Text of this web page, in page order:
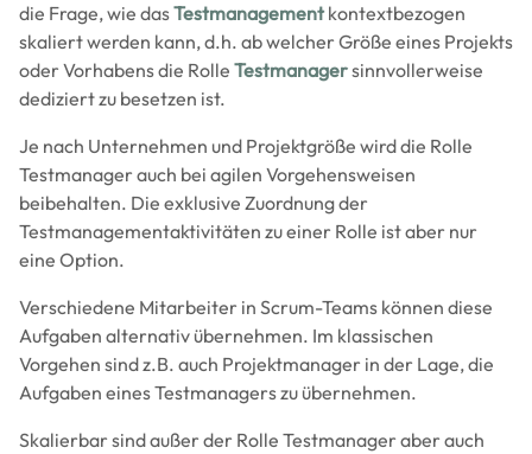
die Frage, wie dasTestmanagementkontextbezogen
skaliert werden kann, d.h. ab welcher Größe eines Projekts
oder Vorhabens die Rolle Testmanagersinnvollerweise
dediziert zu besetzen ist.
Je nach Unternehmen und Projektgröße wird die Rolle
Testmanager auch bei agilen Vorgehensweisen
beibehalten. Die exklusive Zuordnung der
Testmanagementaktivitäten zu einer Rolle ist aber nur
eine Option.
Verschiedene Mitarbeiter in Scrum-Teams können diese
Aufgaben alternativ übernehmen. Im klassischen
Vorgehen sind z.B. auch Projektmanager in der Lage, die
Aufgaben eines Testmanagers zu übernehmen.
Skalierbar sind außer der Rolle Testmanager aber auch